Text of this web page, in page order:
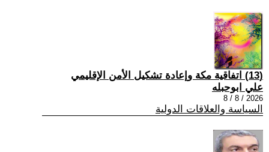
(13) اتفاقية مكة وإعادة تشكيل الأمن الإقليمي
علي ابوحبله
2026 / 8 / 8
السياسة والعلاقات الدولية